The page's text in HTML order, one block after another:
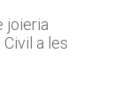
joieria
a les